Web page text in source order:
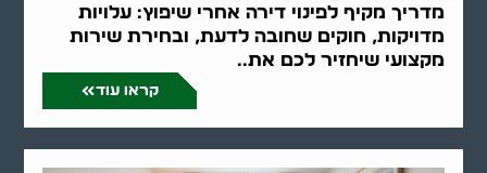
מדריך מקיף לפינוי דירה אחרי שיפוץ: עלויות
מדויקות, חוקים שחובה לדעת, ובחירת שירות
מקצועי שיחזיר לכם את..
קראו עוד